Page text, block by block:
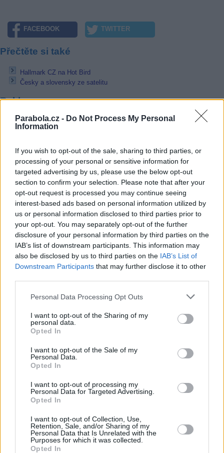
Parabola.cz - Do Not Process My Personal
Information
If you wish to opt-out of the sale, sharing to third parties, or
processing of your personal or sensitive information for
targeted advertising by us, please use the below opt-out
section to confirm your selection. Please note that after your
opt-out request is processed you may continue seeing
interest-based ads based on personal information utilized by
us or personal information disclosed to third parties prior to
your opt-out. You may separately opt-out of the further
disclosure of your personal information by third parties on the
IAB’s list of downstream participants. This information may
also be disclosed by us to third parties on the IAB’s List of
Downstream Participants that may further disclose it to other
Personal Data Processing Opt Outs
I want to opt-out of the Sharing of my
personal data.
Opted In
I want to opt-out of the Sale of my
Personal Data.
Opted In
I want to opt-out of processing my
Personal Data for Targeted Advertising.
Opted In
I want to opt-out of Collection, Use,
Retention, Sale, and/or Sharing of my
Personal Data that Is Unrelated with the
Purposes for which it was collected.
Opted In
FACEBOOK TWITTER
Přečtěte si také
Hallmark CZ na Hot Bird
Česky a slovensky ze satelitu
Reklama
Pracovní nabídky
48.400 Kč • příspěvek na ubytování (Jihlava, okres Jihlava)
07.08.2026 - Bosch Powertrain s.r.o. Jihlava • obsluha CNC strojů •
48.400 Kč • náborový bonus 50.000 Kč • příspěvek na ubytování
okres Jihlava)
07.08.2026 -Specialista pro elektronická zařízení údržby (m/ž) (tř.
Klementa 869, Mladá Boleslav II)
06.08.2026 -Bosch Powertrain s.r.o. Jihlava • CNC operátor• mzda
Kč • náborový bonus 50.000 Kč • příspěvek na ubytování (Jihlava,
Jihlava)
06.08.2026 - Bosch Powertrain s.r.o. • montážní dělník • mzda 44.700
týdenní zálohy na mzdu 2.000 Kč (Jihlava, okres Jihlava)
... další nabídky zaměstnání
Prima sport - co nabídne v prvním
O webu parabola.cz•O souborech cookies•
Dovolená u moře •Bazény